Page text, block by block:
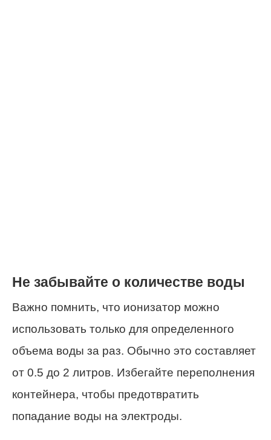
Не забывайте о количестве воды
Важно помнить, что ионизатор можно
использовать только для определенного
объема воды за раз. Обычно это составляет
от 0.5 до 2 литров. Избегайте переполнения
контейнера, чтобы предотвратить
попадание воды на электроды.